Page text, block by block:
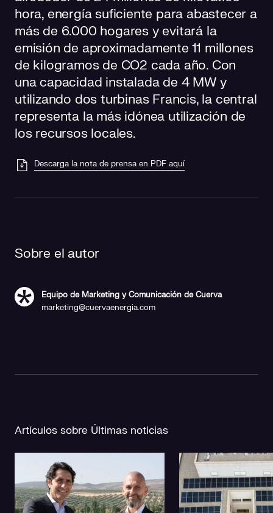
hora, energía suficiente para abastecer a
más de 6.000 hogares y evitará la
emisión de aproximadamente 11 millones
de kilogramos de CO2 cada año. Con
una capacidad instalada de 4 MW y
utilizando dos turbinas Francis, la central
representa la más idónea utilización de
los recursos locales.
Descarga la nota de prensa en PDF aquí
Sobre el autor
Equipo de Marketing y Comunicación de Cuerva
marketing@cuervaenergia.com
Artículos sobre Últimas noticias